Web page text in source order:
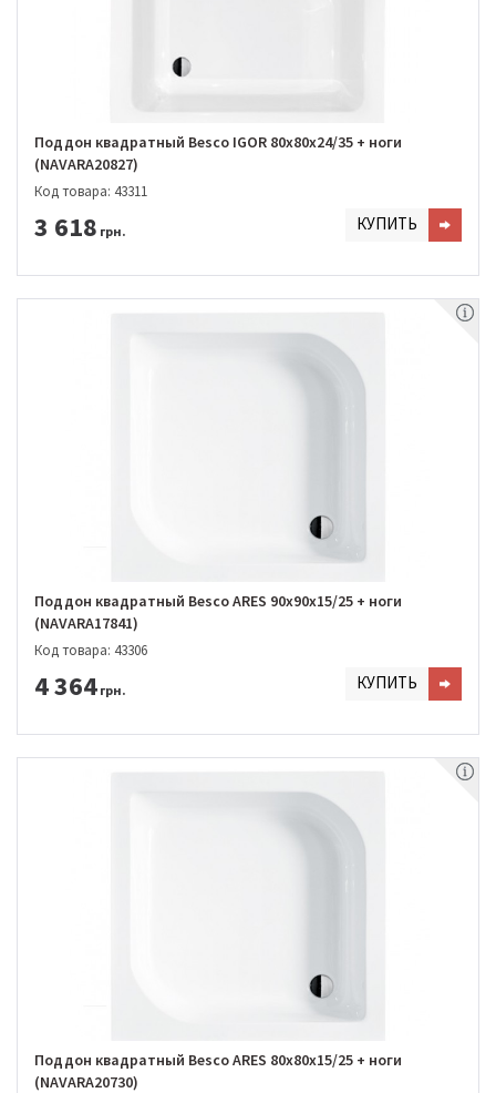
Поддон квадратный Besco IGOR 80х80х24/35 + ноги
(NAVARA20827)
Код товара: 43311
3 618 грн. КУПИТЬ
Поддон квадратный Besco ARES 90х90х15/25 + ноги
(NAVARA17841)
Код товара: 43306
4 364 грн. КУПИТЬ
Поддон квадратный Besco ARES 80х80х15/25 + ноги
(NAVARA20730)